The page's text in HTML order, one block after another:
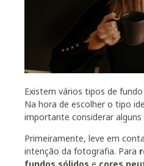
Existem vários tipos de
Na hora de escolher o tipo
importante considerar
Primeiramente, leve em
intenção da fotografia. Para